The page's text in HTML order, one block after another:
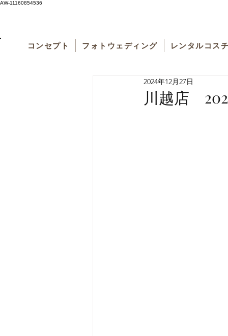
AW-11160854536
コンセプト フォトウェディング レンタルコス
川越店
2024年12月27日